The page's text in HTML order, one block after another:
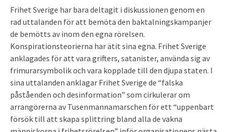
Frihet Sverige har bara deltagit i diskussionen genom en
rad uttalanden för att bemöta den baktalningskampanjer
de bemötts av inom den egna rörelsen.
Konspirationsteorierna har ätit sina egna. Frihet Sverige
anklagades för att vara grifters, satanister, använda sig av
frimurarsymbolik och vara kopplade till den djupa staten. I
sina uttalanden anklagar Frihet Sverige de “falska
påståenden och desinformation” som cirkulerar om
arrangörerna av Tusenmannamarschen för ett “uppenbart
försök till att skapa splittring bland alla de vakna